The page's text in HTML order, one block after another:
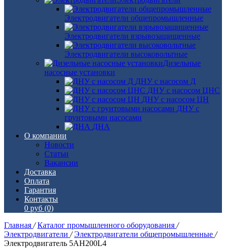
Электродвигатели общепромышленные
Электродвигатели взрывозащищенные
Электродвигатели высоковольтные
Дизельные
насосные установки
ДНУ с насосом Д
ДНУ с насосом ЦНС
ДНУ с насосом ЦН
ДНУ с
грунтовыми насосами
ДНА
О компании
Новости
Статьи
Вакансии
Доставка
Оплата
Гарантия
Контакты
0 руб (0)
Главная / Каталог промышленного оборудования /
Электродвигатели / Электродвигатели общепромышленные /
Электродвигатель 5АН200L4